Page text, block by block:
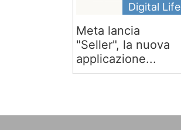
Digital Life
Meta lancia
"Seller", la nuova
applicazione...